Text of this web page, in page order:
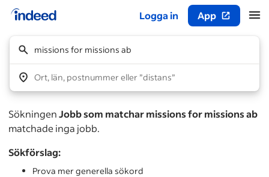
Logga in App
missions for missions ab
Ort, län, postnummer eller ”distans”
SökningenJobb som matchar missions for missions ab
matchade inga jobb.
Sökförslag:
Prova mer generella sökord